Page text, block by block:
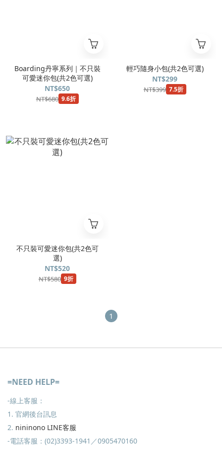
Boarding丹寧系列｜不只裝
可愛迷你包(共2色可選)
NT$650
NT$680 9.6折
輕巧隨身小包(共2色可選)
NT$299
NT$399 7.5折
不只裝可愛迷你包(共2色可
選)
NT$520
NT$580 9折
1
=NEED HELP=
-線上客服：
1. 官網後台訊息
2. nininono LINE客服
-電話客服：(02)3393-1941／0905470160